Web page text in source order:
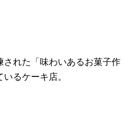
された「味わいあるお菓子作
るケーキ店。